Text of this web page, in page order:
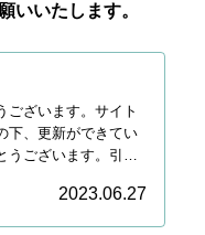
いいたします。
ございます。サイト
下、更新ができてい
ございます。引き
2023.06.27